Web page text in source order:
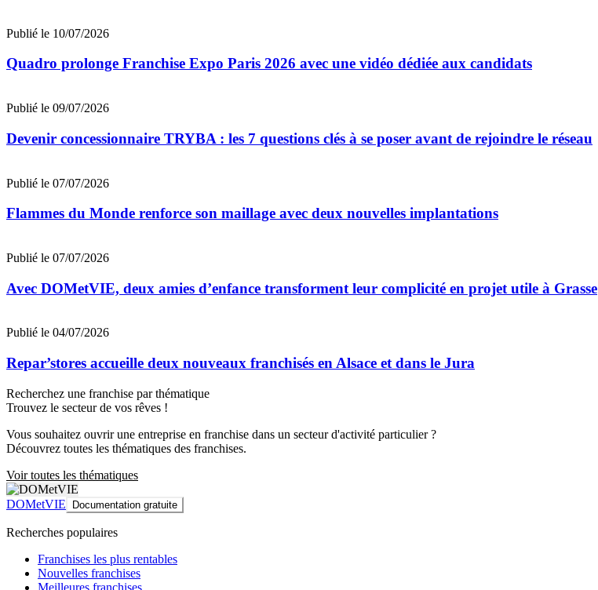
Publié le 10/07/2026
Quadro prolonge Franchise Expo Paris 2026 avec une vidéo dédiée aux candidats
Publié le 09/07/2026
Devenir concessionnaire TRYBA : les 7 questions clés à se poser avant de rejoindre le réseau
Publié le 07/07/2026
Flammes du Monde renforce son maillage avec deux nouvelles implantations
Publié le 07/07/2026
Avec DOMetVIE, deux amies d’enfance transforment leur complicité en projet utile à Grasse
Publié le 04/07/2026
Repar’stores accueille deux nouveaux franchisés en Alsace et dans le Jura
Recherchez une franchise par thématique
Trouvez le secteur de vos rêves !
Vous souhaitez ouvrir une entreprise en franchise dans un secteur d'activité particulier ?
Découvrez toutes les thématiques des franchises.
Voir toutes les thématiques
DOMetVIE Documentation gratuite
Recherches populaires
Franchises les plus rentables
Nouvelles franchises
Meilleures franchises